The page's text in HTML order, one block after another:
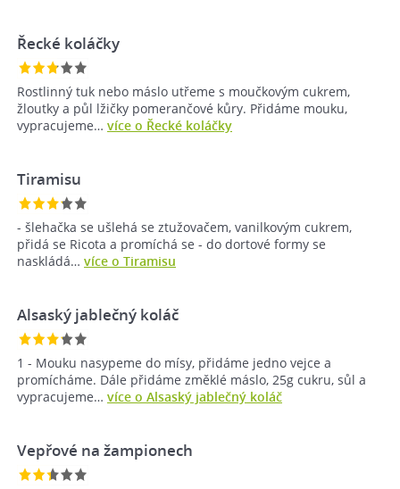
Řecké koláčky
Rostlinný tuk nebo máslo utřeme s moučkovým cukrem,
žloutky a půl lžičky pomerančové kůry. Přidáme mouku,
vypracujeme… více o Řecké koláčky
Tiramisu
- šlehačka se ušlehá se ztužovačem, vanilkovým cukrem,
přidá se Ricota a promíchá se - do dortové formy se
naskládá… více o Tiramisu
Alsaský jablečný koláč
1 - Mouku nasypeme do mísy, přidáme jedno vejce a
promícháme. Dále přidáme změklé máslo, 25g cukru, sůl a
vypracujeme… více o Alsaský jablečný koláč
Vepřové na žampionech